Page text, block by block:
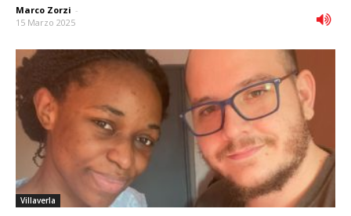
Marco Zorzi -
15 Marzo 2025
Villaverla